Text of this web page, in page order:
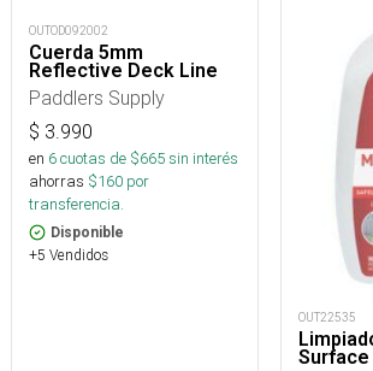
OUTOD092002
Cuerda 5mm
Reflective Deck Line
Paddlers Supply
$ 3.990
en 6cuotas de $665sin interés
ahorras $160 por
transferencia.
Disponible
+5 Vendidos
OUT22535